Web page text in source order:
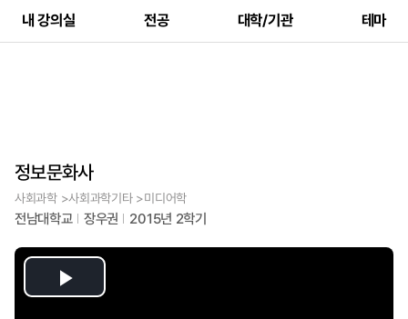
내 강의실 전공 대학/기관 테마
정보문화사
사회과학 >사회과학기타 >미디어학
전남대학교 장우권 2015년 2학기
Play